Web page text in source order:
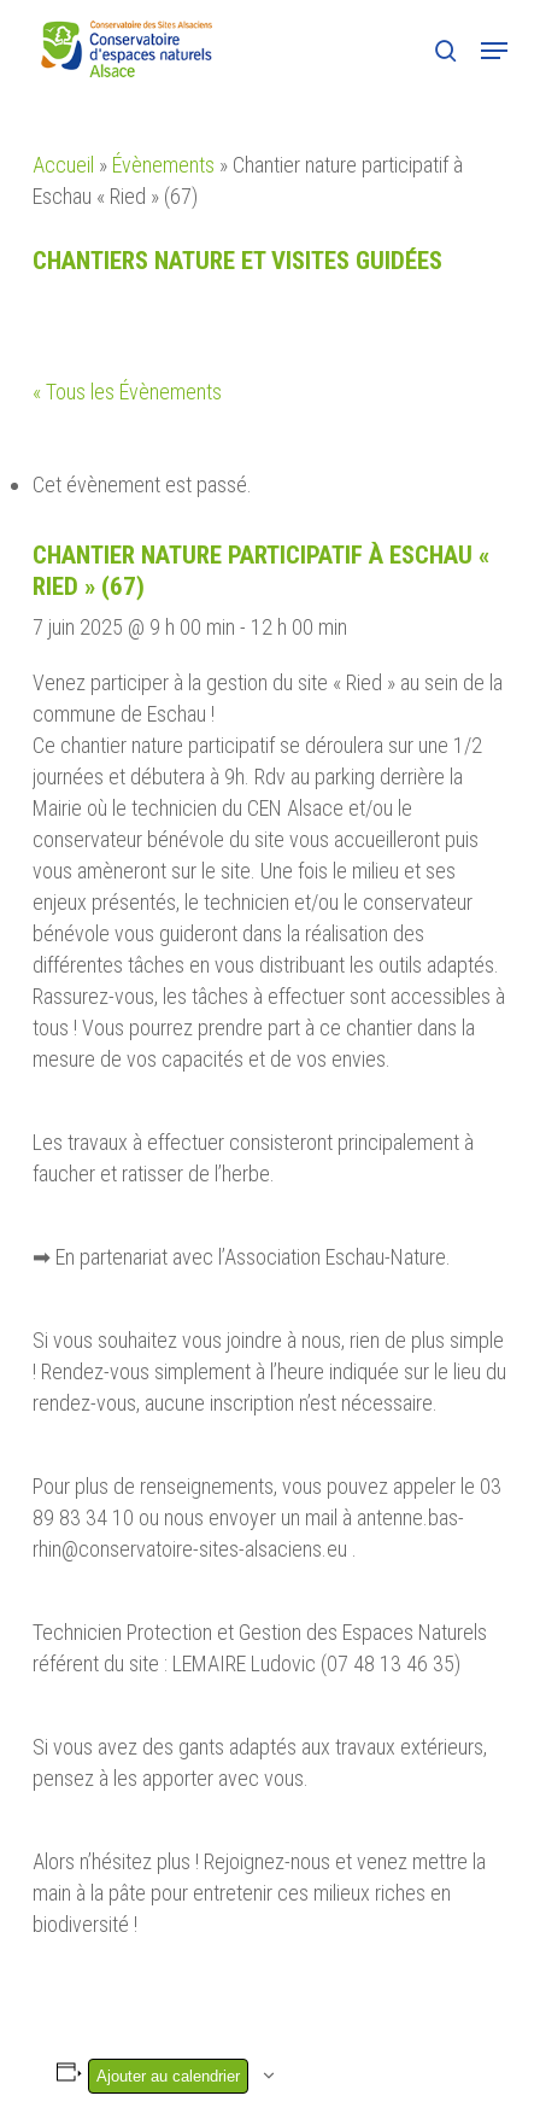
search
Menu
Accueil » Évènements » Chantier nature participatif à
Eschau « Ried » (67)
CHANTIERS NATURE ET VISITES GUIDÉES
« Tous les Évènements
Cet évènement est passé.
CHANTIER NATURE PARTICIPATIF À ESCHAU «
RIED » (67)
7 juin 2025 @ 9 h 00 min - 12 h 00 min
Venez participer à la gestion du site « Ried » au sein de la
commune de Eschau !
Ce chantier nature participatif se déroulera sur une 1/2
journées et débutera à 9h. Rdv au parking derrière la
Mairie où le technicien du CEN Alsace et/ou le
conservateur bénévole du site vous accueilleront puis
vous amèneront sur le site. Une fois le milieu et ses
enjeux présentés, le technicien et/ou le conservateur
bénévole vous guideront dans la réalisation des
différentes tâches en vous distribuant les outils adaptés.
Rassurez-vous, les tâches à effectuer sont accessibles à
tous ! Vous pourrez prendre part à ce chantier dans la
mesure de vos capacités et de vos envies.
Les travaux à effectuer consisteront principalement à
faucher et ratisser de l’herbe.
➡ En partenariat avec l’Association Eschau-Nature.
Si vous souhaitez vous joindre à nous, rien de plus simple
! Rendez-vous simplement à l’heure indiquée sur le lieu du
rendez-vous, aucune inscription n’est nécessaire.
Pour plus de renseignements, vous pouvez appeler le 03
89 83 34 10 ou nous envoyer un mail à antenne.bas-
rhin@conservatoire-sites-alsaciens.eu .
Technicien Protection et Gestion des Espaces Naturels
référent du site : LEMAIRE Ludovic (07 48 13 46 35)
Si vous avez des gants adaptés aux travaux extérieurs,
pensez à les apporter avec vous.
Alors n’hésitez plus ! Rejoignez-nous et venez mettre la
main à la pâte pour entretenir ces milieux riches en
biodiversité !
Ajouter au calendrier